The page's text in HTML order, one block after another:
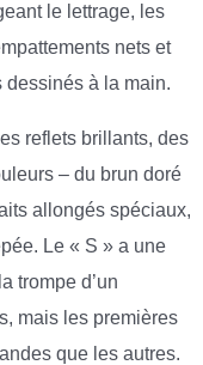
le lettrage, les
nets et
dessinés à la main.
reflets brillants, des
– du brun doré
allongés spéciaux,
Le « S » a une
trompe d’un
mais les premières
que les autres.